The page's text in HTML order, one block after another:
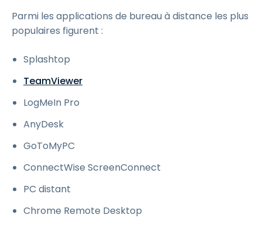
Parmi les applications de bureau à distance les plus
populaires figurent :
Splashtop
TeamViewer
LogMeIn Pro
AnyDesk
GoToMyPC
ConnectWise ScreenConnect
PC distant
Chrome Remote Desktop